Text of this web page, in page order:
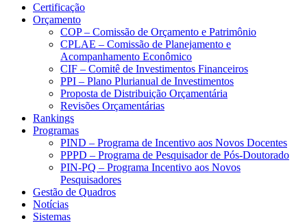
Certificação
Orçamento
COP – Comissão de Orçamento e Patrimônio
CPLAE – Comissão de Planejamento e
Acompanhamento Econômico
CIF – Comitê de Investimentos Financeiros
PPI – Plano Plurianual de Investimentos
Proposta de Distribuição Orçamentária
Revisões Orçamentárias
Rankings
Programas
PIND – Programa de Incentivo aos Novos Docentes
PPPD – Programa de Pesquisador de Pós-Doutorado
PIN-PQ – Programa Incentivo aos Novos
Pesquisadores
Gestão de Quadros
Notícias
Sistemas